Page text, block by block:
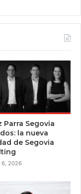
Parra Segovia
la nueva
de Segovia
2026